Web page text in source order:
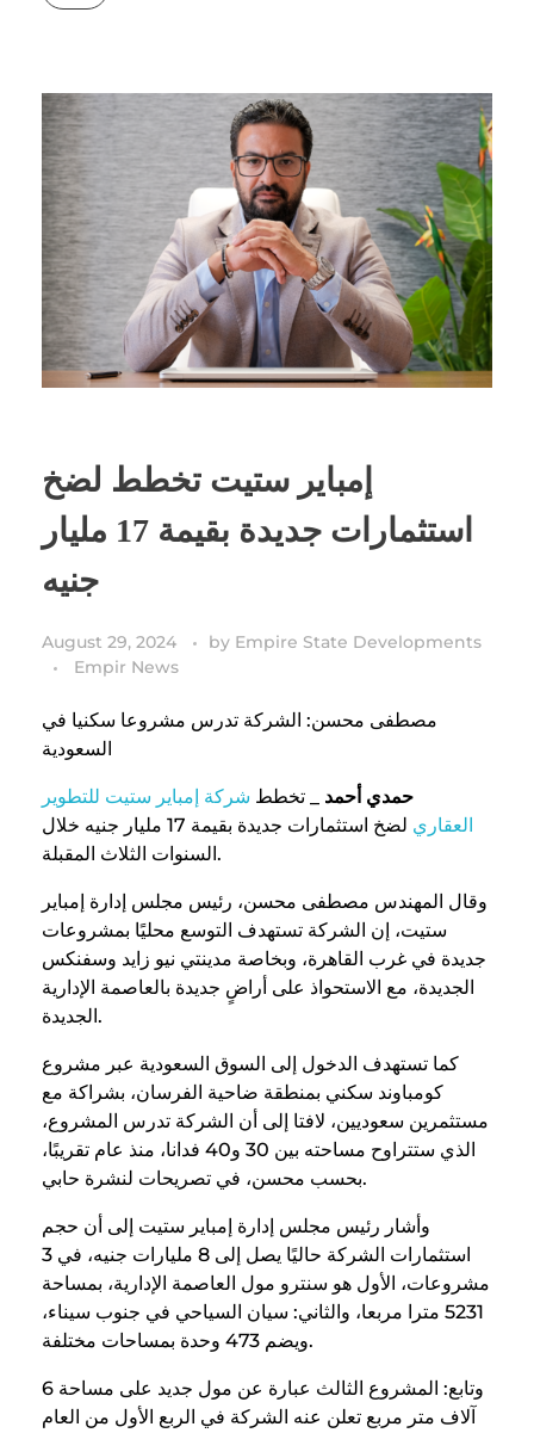
إمباير ستيت تخطط لضخ
استثمارات جديدة بقيمة 17 مليار
جنيه
August 29, 2024 by Empire State Developments
Empir News
مصطفى محسن: الشركة تدرس مشروعا سكنيا في
السعودية
حمدي أحمد _ تخطط شركة إمباير ستيت للتطوير
العقاري
لضخ استثمارات جديدة بقيمة 17 مليار جنيه خلال
السنوات الثلاث المقبلة.
وقال المهندس مصطفى محسن، رئيس مجلس إدارة إمباير
ستيت، إن الشركة تستهدف التوسع محليًا بمشروعات
جديدة في غرب القاهرة، وبخاصة مدينتي نيو زايد وسفنكس
الجديدة، مع الاستحواذ على أراضٍ جديدة بالعاصمة الإدارية
الجديدة.
كما تستهدف الدخول إلى السوق السعودية عبر مشروع
كومباوند سكني بمنطقة ضاحية الفرسان، بشراكة مع
مستثمرين سعوديين، لافتا إلى أن الشركة تدرس المشروع،
الذي ستتراوح مساحته بين 30 و40 فدانا، منذ عام تقريبًا،
بحسب محسن، في تصريحات لنشرة حابي.
وأشار رئيس مجلس إدارة إمباير ستيت إلى أن حجم
استثمارات الشركة حاليًا يصل إلى 8 مليارات جنيه، في 3
مشروعات، الأول هو سنترو مول العاصمة الإدارية، بمساحة
5231 مترا مربعا، والثاني: سيان السياحي في جنوب سيناء،
ويضم 473 وحدة بمساحات مختلفة.
وتابع: المشروع الثالث عبارة عن مول جديد على مساحة 6
آلاف متر مربع تعلن عنه الشركة في الربع الأول من العام